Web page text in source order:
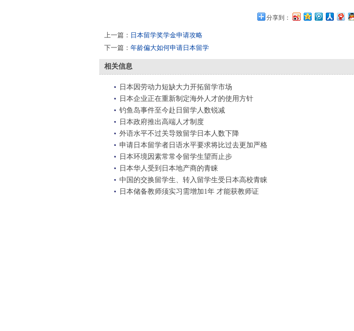
分享到：
上一篇： 日本留学奖学金申请攻略
下一篇： 年龄偏大如何申请日本留学
相关信息
日本因劳动力短缺大力开拓留学市场
日本企业正在重新制定海外人才的使用方针
钓鱼岛事件至今赴日留学人数锐减
日本政府推出高端人才制度
外语水平不过关导致留学日本人数下降
申请日本留学者日语水平要求将比过去更加严格
日本环境因素常常令留学生望而止步
日本华人受到日本地产商的青睐
中国的交换留学生、转入留学生受日本高校青睐
日本储备教师须实习需增加1年 才能获教师证